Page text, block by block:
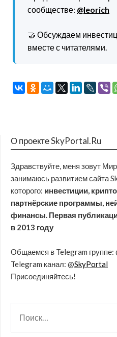
сообществе: @leorich
🤝 Обсуждаем
вместе с читателями.
О проекте SkyPortal.Ru
Здравствуйте, меня зовут
занимаюсь развитием сайта
которого: инвестиции,
партнёрские программы,
финансы. Первая
в 2013 году
Общаемся в Telegram группе:
Telegram канал: @SkyPortal
Присоединяйтесь!